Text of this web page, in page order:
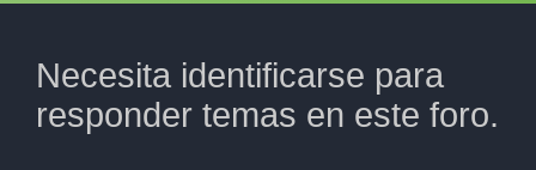
Necesita identificarse para
responder temas en este foro.